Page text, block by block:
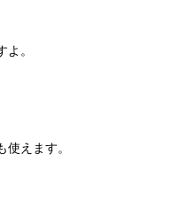
。
えます。